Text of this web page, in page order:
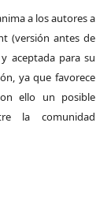
a los autores a
(versión antes de
aceptada para su
ya que favorece
ello un posible
la comunidad